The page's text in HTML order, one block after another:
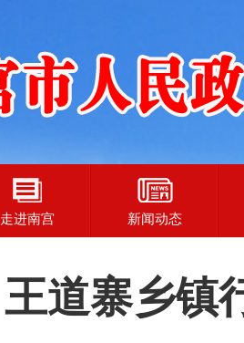
走进南宫 新闻动态
王道寨乡镇